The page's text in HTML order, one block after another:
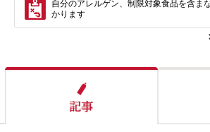
自分のアレルゲン、制限対象食品を含ま
かります